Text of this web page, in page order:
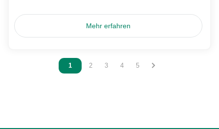
Mehr erfahren
Vous êtes sur la page
1 Vous êtes sur la page
2 Vous êtes sur la page
3 Vous êtes sur la page
4 Vous êtes sur la page
5